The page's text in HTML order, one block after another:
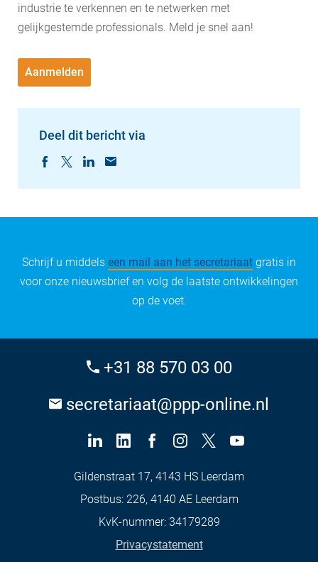
industrie te verkennen en te netwerken met
gelijkgestemde professionals. Meld je snel aan!
Aanmelden
Deel dit bericht via
Schrijf u middels een mail aan het secretariaat gratis in
voor onze nieuwsbrief en volg de laatste ontwikkelingen
op de voet.
+31 88 570 03 00
secretariaat@ppp-online.nl
Gildenstraat 17, 4143 HS Leerdam
Postbus: 226, 4140 AE Leerdam
KvK-nummer: 34179289
Privacystatement